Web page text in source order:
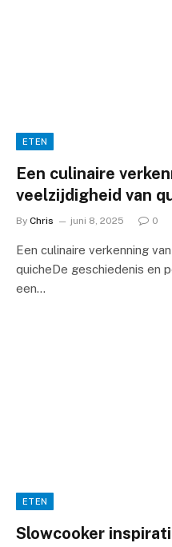
ETEN
Een culinaire
veelzijdigheid van
By Chris juni 8, 2025 0
Een culinaire verkenning
quicheDe geschiedenis en
een…
ETEN
Slowcooker